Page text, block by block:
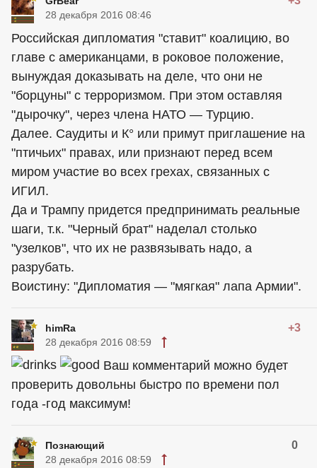
28 декабря 2016 08:46
Российская дипломатия "ставит" коалицию, во
главе с американцами, в роковое положение,
вынуждая доказывать на деле, что они не
"борцуны" с терроризмом. При этом оставляя
"дырочку", через члена НАТО — Турцию.
Далее. Саудиты и К° или примут приглашение на
"птичьих" правах, или признают перед всем
миром участие во всех грехах, связанных с
ИГИЛ.
Да и Трампу придется предпринимать реальные
шаги, т.к. "Черный брат" наделал столько
"узелков", что их не развязывать надо, а
разрубать.
Воистину: "Дипломатия — "мягкая" лапа Армии".
himRa +3
28 декабря 2016 08:59
Ваш комментарий можно будет
проверить довольны быстро по времени пол
года -год максимум!
Познающий 0
28 декабря 2016 08:59